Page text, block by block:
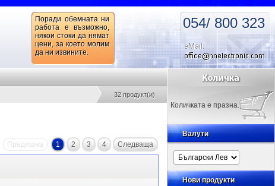
Поради обемната ни
работа е възможно,
някои стоки да нямат
цени, за което молим
да ни извините.
054/ 800 323
32 продукт(и)
Предишна 1 2 3 4 Следваща
Количката е празна.
Валути
Нови продукти